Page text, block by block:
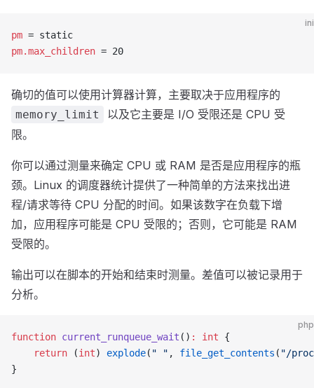
ini
pm = static
pm.max_children = 20
确切的值可以使用计算器计算，主要取决于应用程序的
memory_limit
以及它主要是 I/O 受限还是 CPU 受
限。
你可以通过测量来确定 CPU 或 RAM 是否是应用程序的瓶
颈。Linux 的调度器统计提供了一种简单的方法来找出进
程/请求等待 CPU 分配的时间。如果该数字在负载下增
加，应用程序可能是 CPU 受限的；否则，它可能是 RAM
受限的。
输出可以在脚本的开始和结束时测量。差值可以被记录用于
分析。
php
function current_runqueue_wait () : int {
    return
(int) explode( " " , file_get_contents ( "/
}